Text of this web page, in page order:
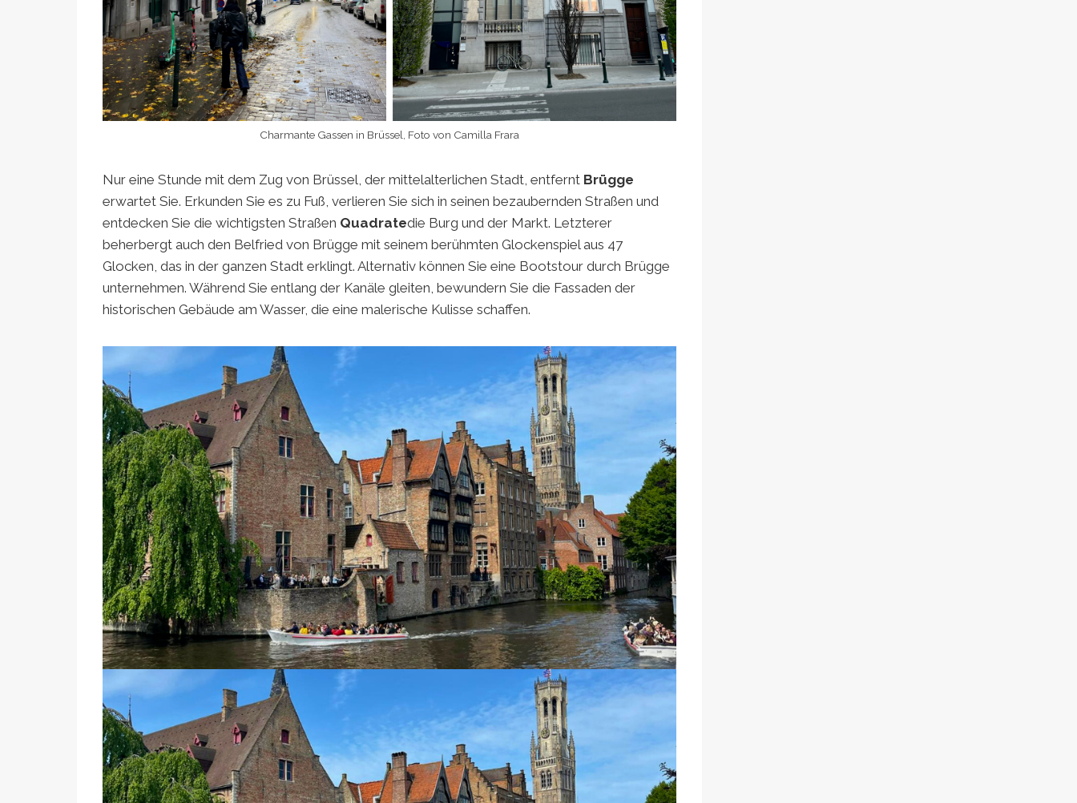
Charmante Gassen in Brüssel, Foto von Camilla Frara
Nur eine Stunde mit dem Zug von Brüssel, der mittelalterlichen Stadt, entfernt Brügge
erwartet Sie. Erkunden Sie es zu Fuß, verlieren Sie sich in seinen bezaubernden Straßen und
entdecken Sie die wichtigsten Straßen Quadratedie Burg und der Markt. Letzterer
beherbergt auch den Belfried von Brügge mit seinem berühmten Glockenspiel aus 47
Glocken, das in der ganzen Stadt erklingt. Alternativ können Sie eine Bootstour durch Brügge
unternehmen. Während Sie entlang der Kanäle gleiten, bewundern Sie die Fassaden der
historischen Gebäude am Wasser, die eine malerische Kulisse schaffen.